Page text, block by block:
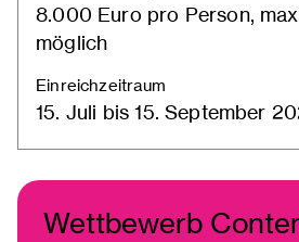
8.000 Euro pro Person,
möglich
Einreichzeitraum
15. Juli bis 15. September
Wettbewerb